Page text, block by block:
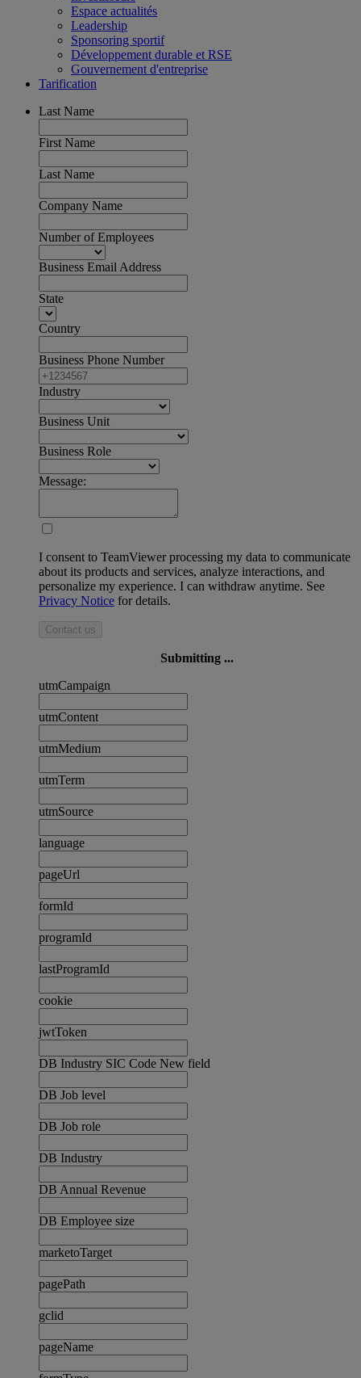
Espace actualités
Leadership
Sponsoring sportif
Développement durable et RSE
Gouvernement d'entreprise
Tarification
Last Name
First Name
Last Name
Company Name
Number of Employees
Business Email Address
State
Country
Business Phone Number
Industry
Business Unit
Business Role
Message:
I consent to TeamViewer processing my data to communicate
about its products and services, analyze interactions, and
personalize my experience. I can withdraw anytime. See
Privacy Notice for details.
Contact us
Submitting ...
utmCampaign
utmContent
utmMedium
utmTerm
utmSource
language
pageUrl
formId
programId
lastProgramId
cookie
jwtToken
DB Industry SIC Code New field
DB Job level
DB Job role
DB Industry
DB Annual Revenue
DB Employee size
marketoTarget
pagePath
gclid
pageName